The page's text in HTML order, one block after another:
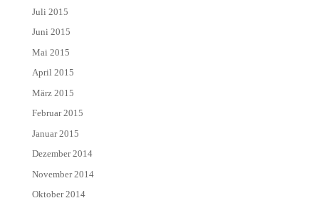
Juli 2015
Juni 2015
Mai 2015
April 2015
März 2015
Februar 2015
Januar 2015
Dezember 2014
November 2014
Oktober 2014